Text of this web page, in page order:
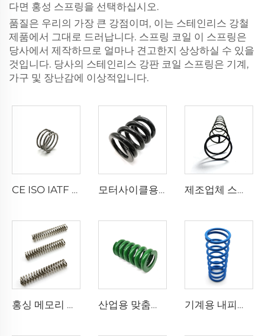
다면 홍성 스프링을 선택하십시오.
품질은 우리의 가장 큰 강점이며, 이는 스테인리스 강철
제품에서 그대로 드러납니다. 스프링 코일 이 스프링은
당사에서 제작하므로 얼마나 견고한지 상상하실 수 있을
것입니다. 당사의 스테인리스 강판 코일 스프링은 기계,
가구 및 장난감에 이상적입니다.
CE ISO IATF 16949 니켈도금 압축 코일 스프링(다양한 분야에서 사용) 모터사이클용 압축 코일 스프링 블랙 처리 서스 304 제조업체 스테인레스 스틸 자동판매기용 맞춤형 스프링 압축 코일 스프링
홍싱 메모리 합금 티타늄 니티놀 압축 코일 스프링 산업용 맞춤형 중량 압축 나선 스프링 기계용 내피로성 0.01 12mm 맞춤 압축 나선 스프링